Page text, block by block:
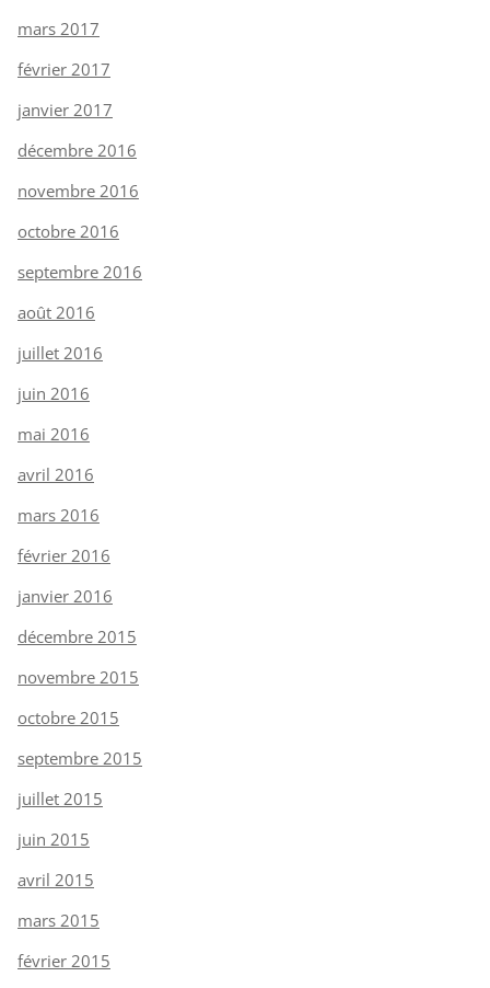
mars 2017
février 2017
janvier 2017
décembre 2016
novembre 2016
octobre 2016
septembre 2016
août 2016
juillet 2016
juin 2016
mai 2016
avril 2016
mars 2016
février 2016
janvier 2016
décembre 2015
novembre 2015
octobre 2015
septembre 2015
juillet 2015
juin 2015
avril 2015
mars 2015
février 2015